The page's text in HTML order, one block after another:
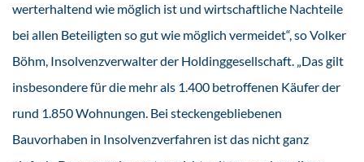
werterhaltend wie möglich ist und wirtschaftliche Nachteile
bei allen Beteiligten so gut wie möglich vermeidet“, so Volker
Böhm, Insolvenzverwalter der Holdinggesellschaft. „Das gilt
insbesondere für die mehr als 1.400 betroffenen Käufer der
rund 1.850 Wohnungen. Bei steckengebliebenen
Bauvorhaben in Insolvenzverfahren ist das nicht ganz